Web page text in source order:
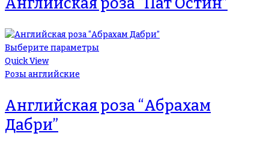
Выберите параметры
Quick View
Розы английские
Английская роза “Абрахам
Дабри”